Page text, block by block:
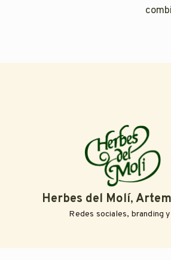
Herbes del Molí,
Redes sociales, branding